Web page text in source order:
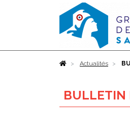
AccueilActualités
BULLETIN